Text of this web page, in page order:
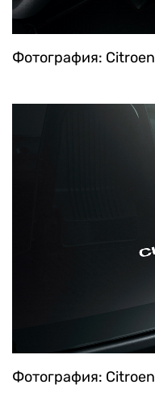
Фотография: Citroen
Фотография: Citroen